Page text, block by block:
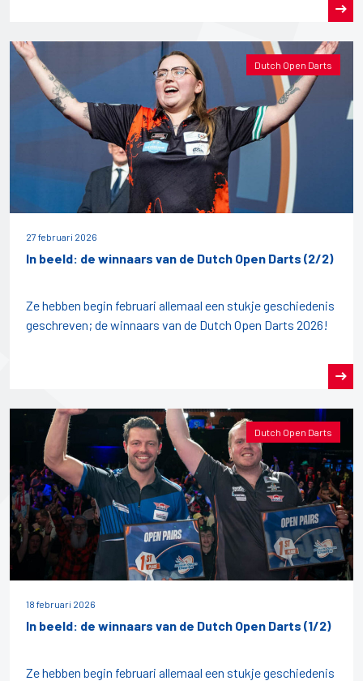
Dutch Open Darts
27 februari 2026
In beeld: de winnaars van de Dutch Open Darts (2/2)
Ze hebben begin februari allemaal een stukje geschiedenis
geschreven; de winnaars van de Dutch Open Darts 2026!
Dutch Open Darts
18 februari 2026
In beeld: de winnaars van de Dutch Open Darts (1/2)
Ze hebben begin februari allemaal een stukje geschiedenis